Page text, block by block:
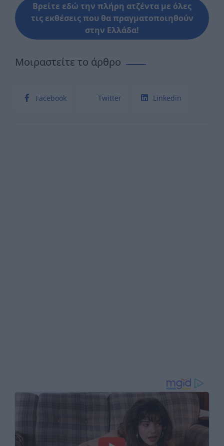
Βρείτε εδώ την πλήρη ατζέντα με όλες
τις εκθέσεις που θα πραγματοποιηθούν
στην Ελλάδα!
Μοιραστείτε το άρθρο
Facebook Twitter Linkedin